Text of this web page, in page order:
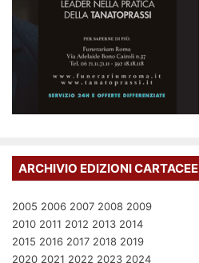
ARCHIVIO EDIZIONI CARTACEE
2005 2006 2007 2008 2009
2010 2011 2012 2013 2014
2015 2016 2017 2018 2019
2020 2021 2022 2023 2024